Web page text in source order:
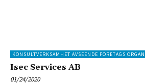
KONSULTVERKSAMHET AVSEENDE FÖRETAGS
Isec Services AB
01/24/2020